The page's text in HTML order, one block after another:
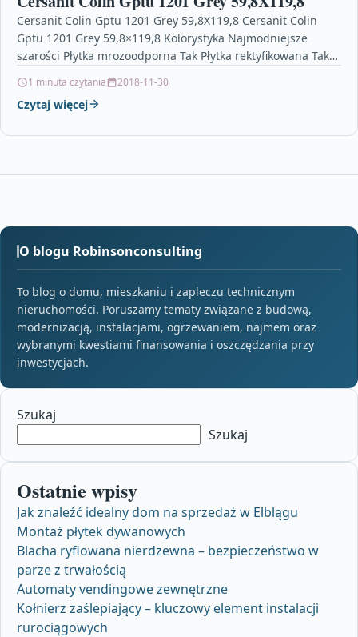
Cersanit Colin Gptu 1201 Grey 59,8X119,8 Cersanit Colin
Gptu 1201 Grey 59,8×119,8 Kolorystyka Najmodniejsze
szarości Płytka mrozoodporna Tak Płytka rektyfikowana Tak
1 minuta czytania 2018-11-30
Czytaj więcej
O blogu Robinsonconsulting
To blog o domu, mieszkaniu i zapleczu technicznym
nieruchomości. Poruszamy tematy związane z budową,
modernizacją, instalacjami, ogrzewaniem, najmem oraz
wybranymi kwestiami finansowania i oszczędzania przy
inwestycjach.
Szukaj
Szukaj
Ostatnie wpisy
Jak znaleźć idealny dom na sprzedaż w Elblągu
Montaż płytek dywanowych
Blacha ryflowana nierdzewna – bezpieczeństwo w
parze z trwałością
Automaty vendingowe zewnętrzne
Kołnierz zaślepiający – kluczowy element instalacji
rurociągowych